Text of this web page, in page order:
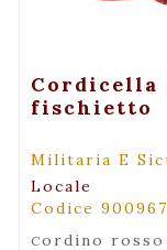
Cordicella
fischietto
Militaria E
Locale
Codice
cordino rosso di ricambio per fischietto.